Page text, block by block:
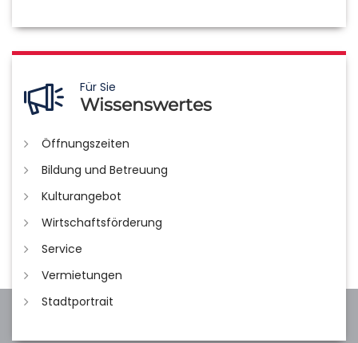
Für Sie
Wissenswertes
Öffnungszeiten
Bildung und Betreuung
Kulturangebot
Wirtschaftsförderung
Service
Vermietungen
Stadtportrait